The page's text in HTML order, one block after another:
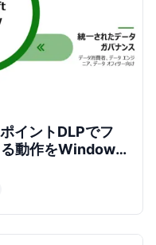
イントDLPでフ
る動作をWindows